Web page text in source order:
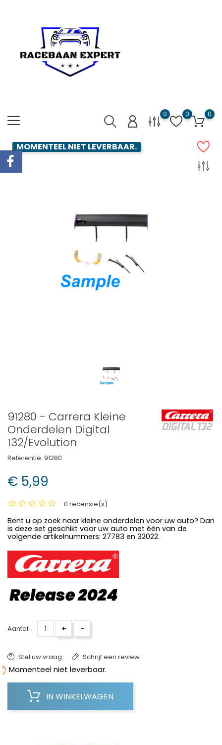
0 0 0
MOMENTEEL NIET LEVERBAAR.
91280 - Carrera Kleine
Onderdelen Digital
132/Evolution
Referentie: 91280
€ 5,99
0 recensie(s)
Bent u op zoek naar kleine onderdelen voor uw auto? Dan
is deze set geschikt voor uw auto met één van de
volgende artikelnummers: 27783 en 32022.
Aantal: + -
Stel uw vraag Schrijf een review
Momenteel niet leverbaar.
IN WINKELWAGEN